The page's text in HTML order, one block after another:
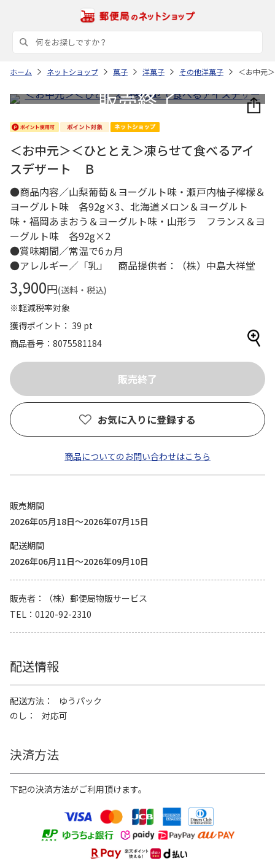
ホーム ネットショップ 菓子 洋菓子 その他洋菓子 ＜お中元
＜お中元＞＜ひととえ＞凍らせて食べるアイ
スデザート Ｂ
●商品内容／山梨葡萄＆ヨーグルト味・瀬戸内柚子檸檬＆
ヨーグルト味 各92g×3、北海道メロン＆ヨーグルト
味・福岡あまおう＆ヨーグルト味・山形ラ フランス＆ヨ
ーグルト味 各92g×2
●賞味期間／常温で6ヵ月
●アレルギー／「乳」 商品提供者：（株）中島大祥堂
3,900円(送料・税込)
※軽減税率対象
獲得ポイント： 39 pt
商品番号
8075581184
お気に入りに登録する
商品についてのお問い合わせはこちら
販売期間
2026年05月18日～2026年07月15日
配送期間
2026年06月11日～2026年09月10日
販売者
（株）郵便局物販サービス
TEL
0120-92-2310
配送情報
配送方法
ゆうパック
のし
対応可
決済方法
下記の決済方法がご利用頂けます。